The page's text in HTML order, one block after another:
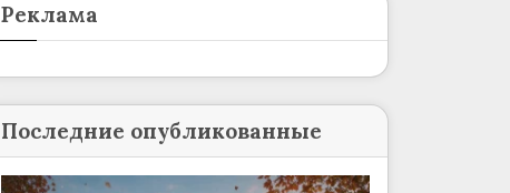
Реклама
Последние опубликованные